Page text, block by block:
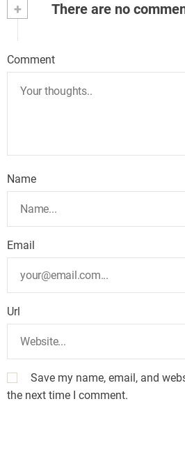
+ There are no
Comment
Name
Email
Url
Save my name, email, and
the next time I comment.